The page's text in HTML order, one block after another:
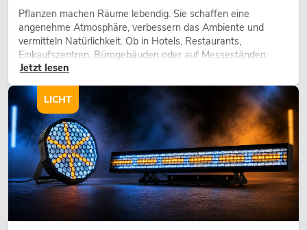
Pflanzen machen Räume lebendig. Sie schaffen eine
angenehme Atmosphäre, verbessern das Ambiente und
vermitteln Natürlichkeit. Ob in Hotels, Restaurants,
Einkaufszentren, Bürogebäuden oder auf Messeständen:
eine hochwertige Begrünung gehört heute längst zum
Jetzt lesen
LICHT